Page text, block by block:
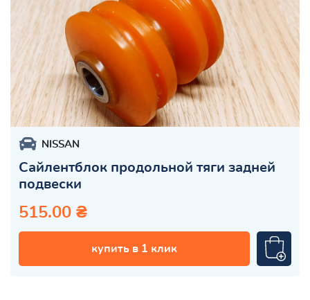
NISSAN
Сайлентблок продольной тяги задней
подвески
515.00 ₴
купить в 1 клик